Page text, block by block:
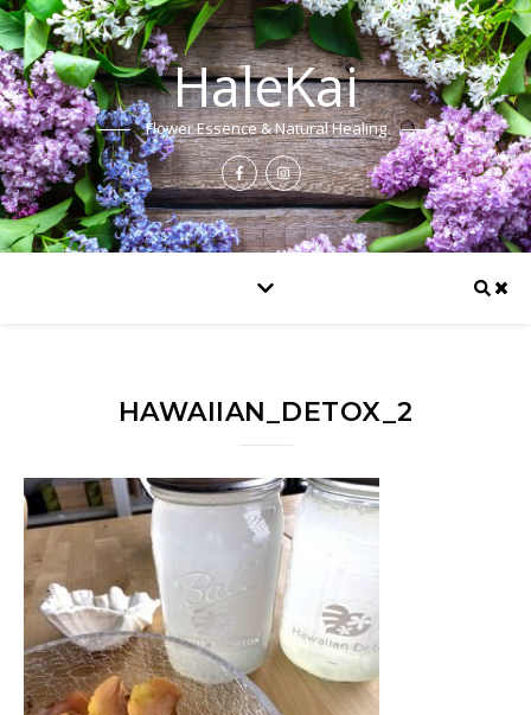
HaleKai
Flower Essence & Natural Healing
HAWAIIAN_DETOX_2